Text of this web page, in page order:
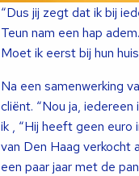
“Dus jij zegt dat ik bij
Teun nam een hap
Moet ik eerst bij hun
Na een samenwerking
cliënt. “Nou ja,
ik , “Hij heeft geen euro
van Den Haag verkocht
een paar jaar met de